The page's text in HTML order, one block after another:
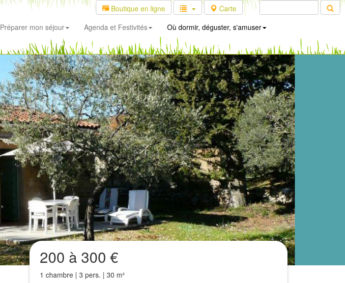
Boutique en ligne
Carte
Préparer mon séjour Agenda et Festivités Où dormir, déguster, s'amuser
200 à 300 €
1 chambre | 3 pers. | 30 m²